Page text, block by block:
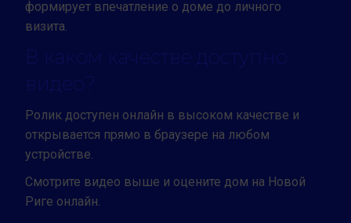
формирует впечатление о доме до личного
визита.
В каком качестве доступно
видео?
Ролик доступен онлайн в высоком качестве и
открывается прямо в браузере на любом
устройстве.
Смотрите видео выше и оцените дом на Новой
Риге онлайн.